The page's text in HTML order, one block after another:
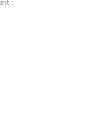
: